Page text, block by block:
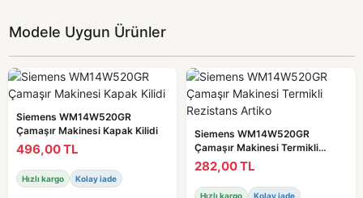
Modele Uygun Ürünler
Siemens WM14W520GR
Çamaşır Makinesi Kapak Kilidi
496,00 TL
Hızlı kargo Kolay iade
Siemens WM14W520GR
Çamaşır Makinesi Termikli
Rezistans Artiko
282,00 TL
Hızlı kargo Kolay iade